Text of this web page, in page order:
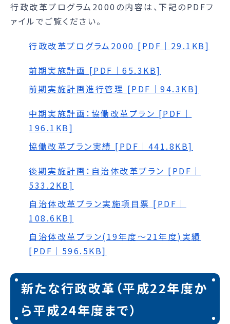
行政改革プログラム2000の内容は、下記のPDFフ
ァイルでご覧ください。
行政改革プログラム2000 [PDF｜29.1KB]
前期実施計画 [PDF｜65.3KB]
前期実施計画進行管理 [PDF｜94.3KB]
中期実施計画：協働改革プラン [PDF｜
196.1KB]
協働改革プラン実績 [PDF｜441.8KB]
後期実施計画：自治体改革プラン [PDF｜
533.2KB]
自治体改革プラン実施項目票 [PDF｜
108.6KB]
自治体改革プラン(19年度～21年度)実績
[PDF｜596.5KB]
新たな行政改革（平成22年度か
ら平成24年度まで）